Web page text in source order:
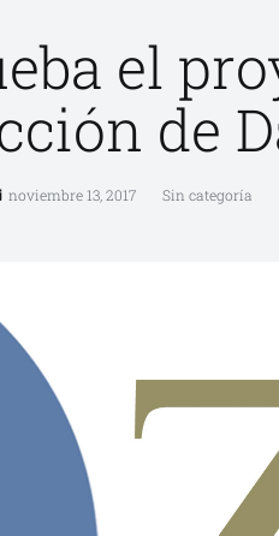
el
de
noviembre 13, 2017 Sin categoría